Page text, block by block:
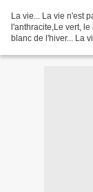
La vie... La vie n'est
l'anthracite,Le vert,
blanc de l'hiver... La